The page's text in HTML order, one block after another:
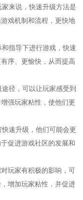
来说，快速升级方法是
戏机制和流程，更快地
指导下进行游戏，快速
序、更愉快，从而提高
径，可以让玩家感受到
强玩家粘性，使他们更
速升级，他们可能会更
促进游戏社区的发展和
玩家有积极的影响，可
增加玩家粘性，并促进